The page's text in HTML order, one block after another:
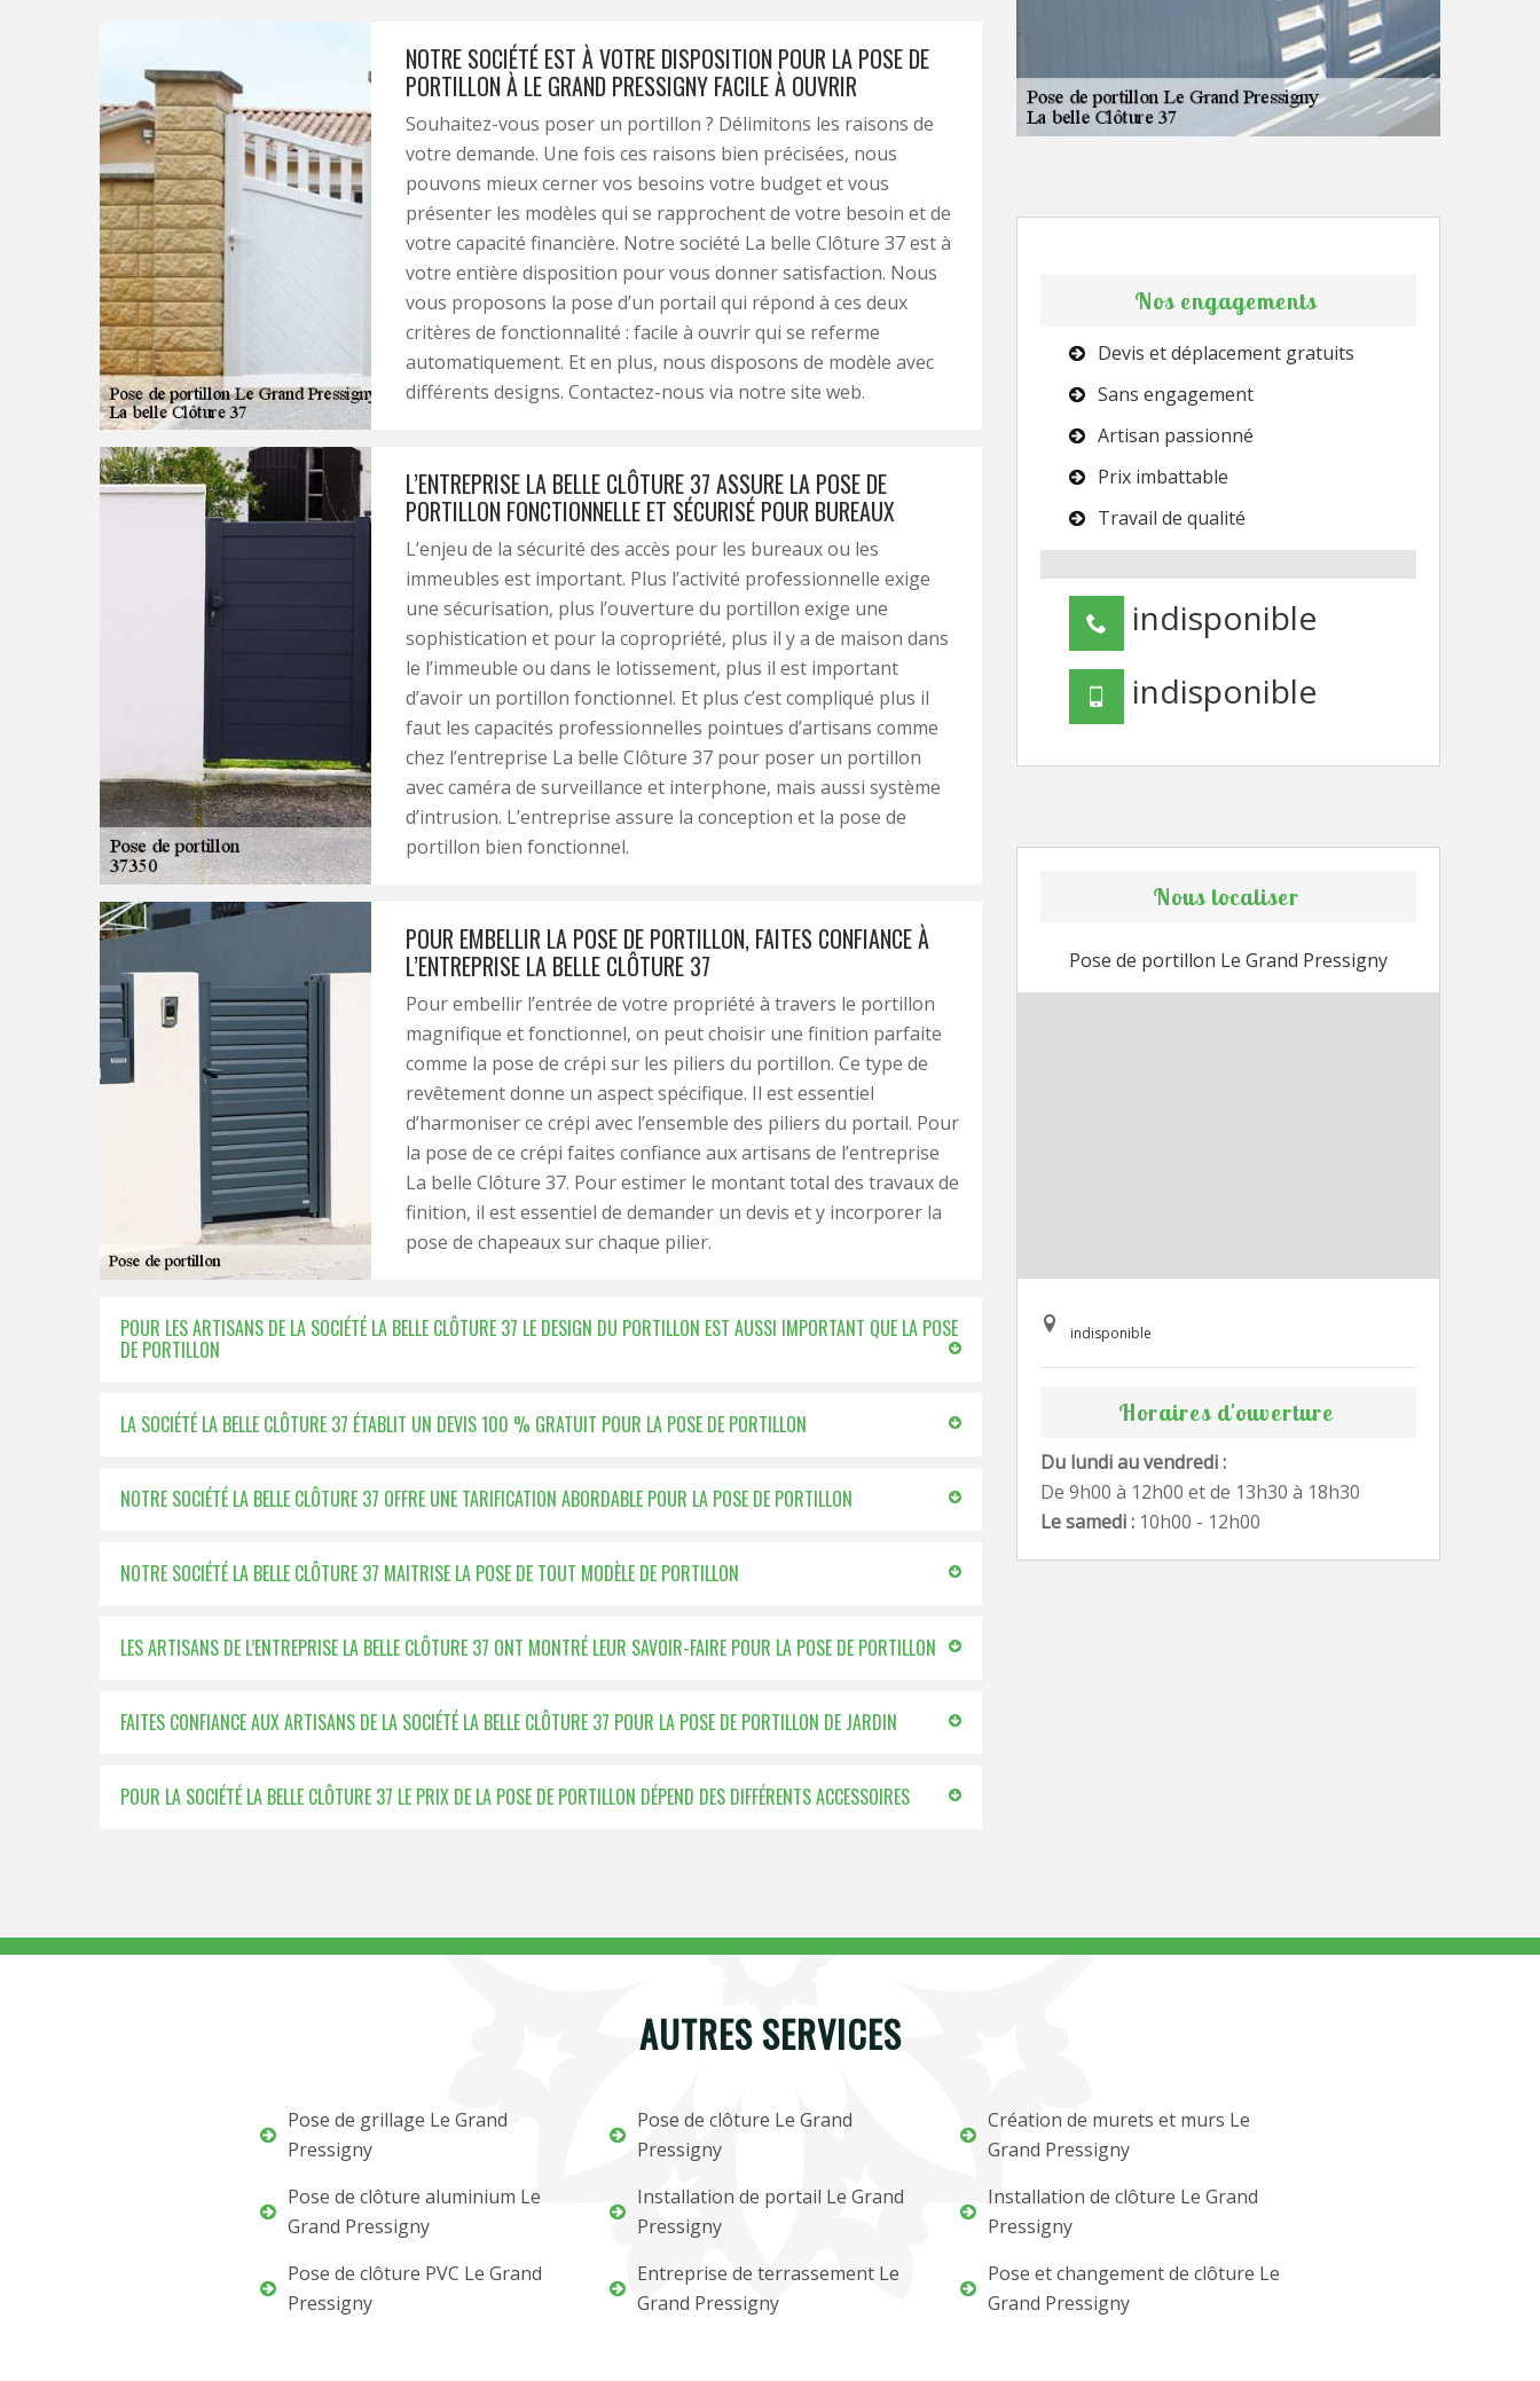
NOTRE SOCIÉTÉ EST À VOTRE DISPOSITION POUR LA POSE DE
PORTILLON À LE GRAND PRESSIGNY FACILE À OUVRIR
Souhaitez-vous poser un portillon ? Délimitons les raisons de
votre demande. Une fois ces raisons bien précisées, nous
pouvons mieux cerner vos besoins votre budget et vous
présenter les modèles qui se rapprochent de votre besoin et de
votre capacité financière. Notre société La belle Clôture 37 est à
votre entière disposition pour vous donner satisfaction. Nous
vous proposons la pose d’un portail qui répond à ces deux
critères de fonctionnalité : facile à ouvrir qui se referme
automatiquement. Et en plus, nous disposons de modèle avec
différents designs. Contactez-nous via notre site web.
L’ENTREPRISE LA BELLE CLÔTURE 37 ASSURE LA POSE DE
PORTILLON FONCTIONNELLE ET SÉCURISÉ POUR BUREAUX
L’enjeu de la sécurité des accès pour les bureaux ou les
immeubles est important. Plus l’activité professionnelle exige
une sécurisation, plus l’ouverture du portillon exige une
sophistication et pour la copropriété, plus il y a de maison dans
le l’immeuble ou dans le lotissement, plus il est important
d’avoir un portillon fonctionnel. Et plus c’est compliqué plus il
faut les capacités professionnelles pointues d’artisans comme
chez l’entreprise La belle Clôture 37 pour poser un portillon
avec caméra de surveillance et interphone, mais aussi système
d’intrusion. L’entreprise assure la conception et la pose de
portillon bien fonctionnel.
POUR EMBELLIR LA POSE DE PORTILLON, FAITES CONFIANCE À
L’ENTREPRISE LA BELLE CLÔTURE 37
Pour embellir l’entrée de votre propriété à travers le portillon
magnifique et fonctionnel, on peut choisir une finition parfaite
comme la pose de crépi sur les piliers du portillon. Ce type de
revêtement donne un aspect spécifique. Il est essentiel
d’harmoniser ce crépi avec l’ensemble des piliers du portail. Pour
la pose de ce crépi faites confiance aux artisans de l’entreprise
La belle Clôture 37. Pour estimer le montant total des travaux de
finition, il est essentiel de demander un devis et y incorporer la
pose de chapeaux sur chaque pilier.
POUR LES ARTISANS DE LA SOCIÉTÉ LA BELLE CLÔTURE 37 LE DESIGN DU PORTILLON EST AUSSI IMPORTANT QUE LA POSE
DE PORTILLON
LA SOCIÉTÉ LA BELLE CLÔTURE 37 ÉTABLIT UN DEVIS 100 % GRATUIT POUR LA POSE DE PORTILLON
NOTRE SOCIÉTÉ LA BELLE CLÔTURE 37 OFFRE UNE TARIFICATION ABORDABLE POUR LA POSE DE PORTILLON
NOTRE SOCIÉTÉ LA BELLE CLÔTURE 37 MAITRISE LA POSE DE TOUT MODÈLE DE PORTILLON
LES ARTISANS DE L’ENTREPRISE LA BELLE CLÔTURE 37 ONT MONTRÉ LEUR SAVOIR-FAIRE POUR LA POSE DE PORTILLON
FAITES CONFIANCE AUX ARTISANS DE LA SOCIÉTÉ LA BELLE CLÔTURE 37 POUR LA POSE DE PORTILLON DE JARDIN
POUR LA SOCIÉTÉ LA BELLE CLÔTURE 37 LE PRIX DE LA POSE DE PORTILLON DÉPEND DES DIFFÉRENTS ACCESSOIRES
Nos engagements
Devis et déplacement gratuits
Sans engagement
Artisan passionné
Prix imbattable
Travail de qualité
indisponible
indisponible
Nous localiser
Pose de portillon Le Grand Pressigny
indisponible
Horaires d'ouverture
Du lundi au vendredi :
De 9h00 à 12h00 et de 13h30 à 18h30
Le samedi : 10h00 - 12h00
AUTRES SERVICES
Pose de grillage Le Grand
Pressigny
Pose de clôture aluminium Le
Grand Pressigny
Pose de clôture PVC Le Grand
Pressigny
Pose de clôture Le Grand
Pressigny
Installation de portail Le Grand
Pressigny
Entreprise de terrassement Le
Grand Pressigny
Création de murets et murs Le
Grand Pressigny
Installation de clôture Le Grand
Pressigny
Pose et changement de clôture Le
Grand Pressigny